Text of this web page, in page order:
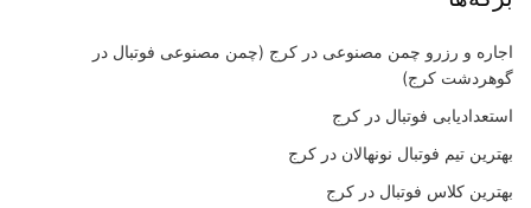
اجاره و رزرو چمن مصنوعی در کرج (چمن مصنوعی فوتبال در
گوهردشت کرج)
استعدادیابی فوتبال در کرج
بهترین تیم فوتبال نونهالان در کرج
بهترین کلاس فوتبال در کرج